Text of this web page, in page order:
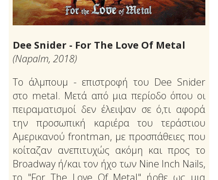
Dee Snider - For The Love Of Metal
(Napalm, 2018)
Το άλμπουμ - επιστροφή του Dee Snider
στο metal. Μετά από μια περίοδο όπου οι
πειραματισμοί δεν έλειψαν σε ό,τι αφορά
την προσωπική καριέρα του τεράστιου
Αμερικανού frontman, με προσπάθειες που
κοίταζαν ανεπιτυχώς ακόμη και προς το
Broadway ή/και τον ήχο των Nine Inch Nails,
το "For The Love Of Metal" ήρθε ως μια